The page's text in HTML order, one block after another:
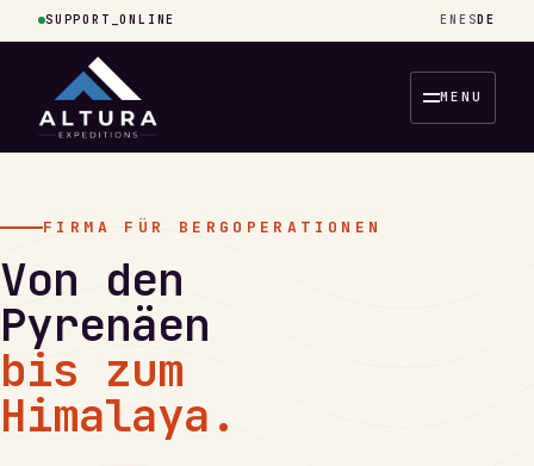
SUPPORT_ONLINE EN ESDE
MENU
FIRMA FÜR BERGOPERATIONEN
Von den
Pyrenäen
bis zum
Himalaya.